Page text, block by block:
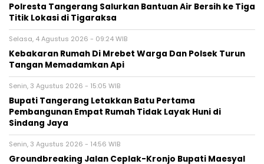
Polresta Tangerang Salurkan Bantuan Air Bersih ke Tiga
Titik Lokasi di Tigaraksa
Selasa, 4 Agustus 2026 - 09:24 WIB
Kebakaran Rumah Di Mrebet Warga Dan Polsek Turun
Tangan Memadamkan Api
Senin, 3 Agustus 2026 - 15:05 WIB
Bupati Tangerang Letakkan Batu Pertama
Pembangunan Empat Rumah Tidak Layak Huni di
Sindang Jaya
Senin, 3 Agustus 2026 - 14:56 WIB
Groundbreaking Jalan Ceplak-Kronjo Bupati Maesyal